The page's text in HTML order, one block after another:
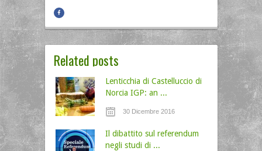
Related posts
Lenticchia di Castelluccio di
Norcia IGP: an ...
30 Dicembre 2016
Il dibattito sul referendum
negli studi di ...